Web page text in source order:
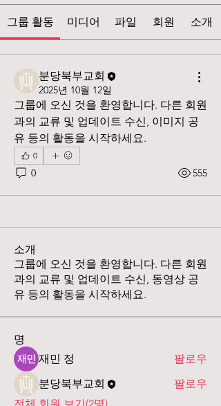
그룹 활동 미디어 파일 회원 소개
분당북부교회
2025년 10월 12일
그룹에 오신 것을 환영합니다. 다른 회원
과의 교류 및 업데이트 수신, 이미지 공
유 등의 활동을 시작하세요.
0
0 555
소개
그룹에 오신 것을 환영합니다. 다른 회원
과의 교류 및 업데이트 수신, 동영상 공
유 등의 활동을 시작하세요.
명
재민 정
팔로우
분당북부교회
팔로우